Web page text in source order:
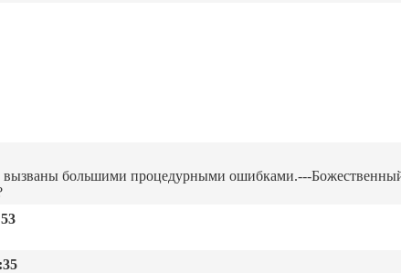
большими процедурными ошибками.---Божественный